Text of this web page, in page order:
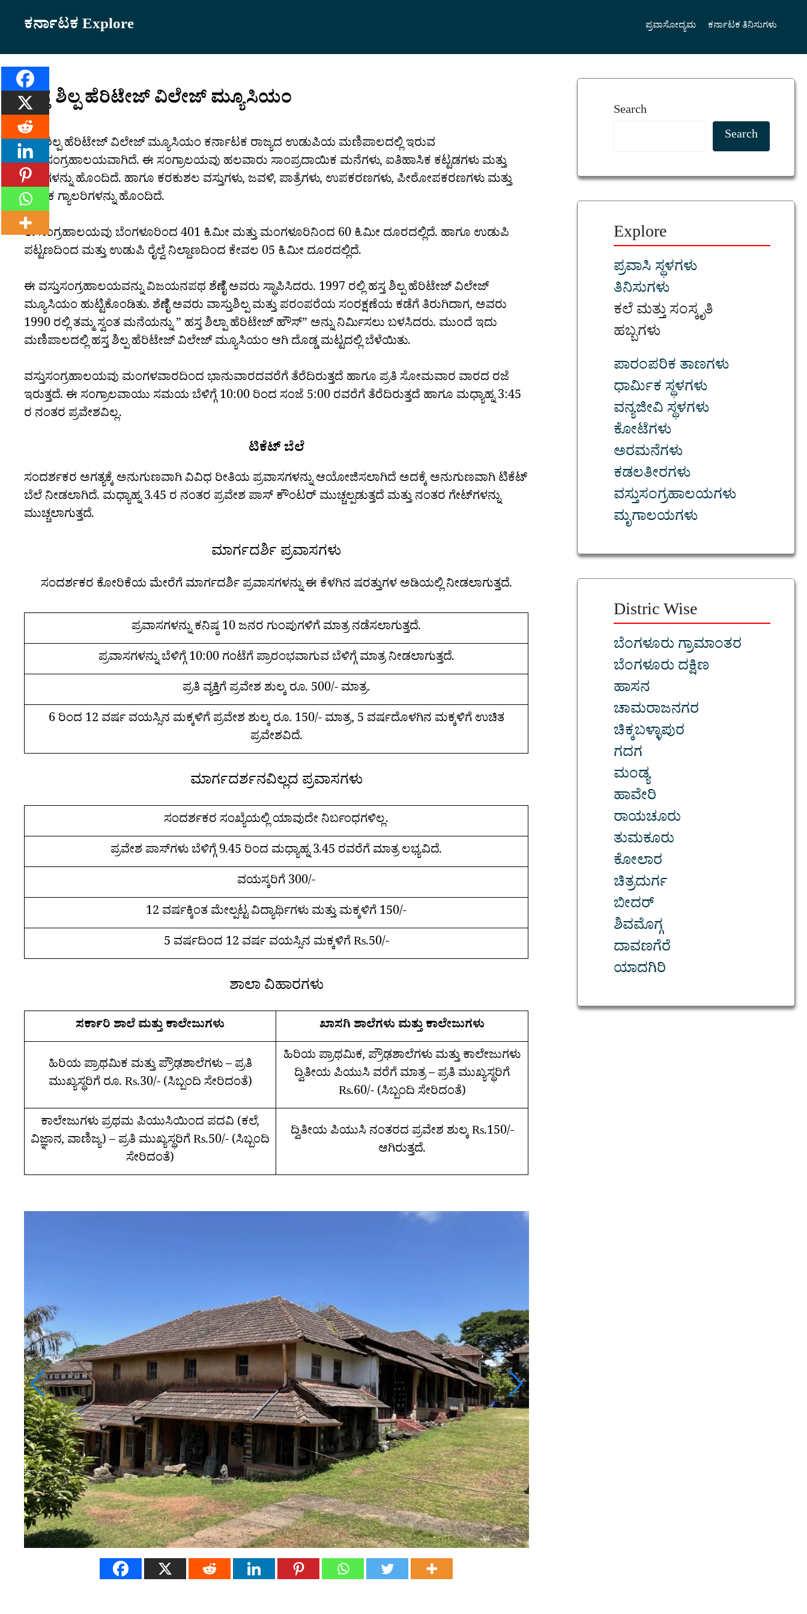
ಕರ್ನಾಟಕ Explore ಪ್ರವಾಸೋದ್ಯಮ ಕರ್ನಾಟಕ ತಿನಿಸುಗಳು
ಹಸ್ತ ಶಿಲ್ಪ ಹೆರಿಟೇಜ್ ವಿಲೇಜ್ ಮ್ಯೂಸಿಯಂ
ಹಸ್ತ ಶಿಲ್ಪ ಹೆರಿಟೇಜ್ ವಿಲೇಜ್ ಮ್ಯೂಸಿಯಂ ಕರ್ನಾಟಕ ರಾಜ್ಯದ ಉಡುಪಿಯ ಮಣಿಪಾಲದಲ್ಲಿ ಇರುವ
ವಸ್ತುಸಂಗ್ರಹಾಲಯವಾಗಿದೆ. ಈ ಸಂಗ್ರಾಲಯವು ಹಲವಾರು ಸಾಂಪ್ರದಾಯಿಕ ಮನೆಗಳು, ಐತಿಹಾಸಿಕ ಕಟ್ಟಡಗಳು ಮತ್ತು
ಗುಡಿಗಳನ್ನು ಹೊಂದಿದೆ. ಹಾಗೂ ಕರಕುಶಲ ವಸ್ತುಗಳು, ಜವಳಿ, ಪಾತ್ರೆಗಳು, ಉಪಕರಣಗಳು, ಪೀಠೋಪಕರಣಗಳು ಮತ್ತು
ಅನೇಕ ಗ್ಯಾಲರಿಗಳನ್ನು ಹೊಂದಿದೆ.
ಈ ಸಂಗ್ರಹಾಲಯವು ಬೆಂಗಳೂರಿಂದ 401 ಕಿ.ಮೀ ಮತ್ತು ಮಂಗಳೂರಿನಿಂದ 60 ಕಿ.ಮೀ ದೂರದಲ್ಲಿದೆ. ಹಾಗೂ ಉಡುಪಿ
ಪಟ್ಟಣದಿಂದ ಮತ್ತು ಉಡುಪಿ ರೈಲ್ವೆ ನಿಲ್ದಾಣದಿಂದ ಕೇವಲ 05 ಕಿ.ಮೀ ದೂರದಲ್ಲಿದೆ.
ಈ ವಸ್ತುಸಂಗ್ರಹಾಲಯವನ್ನು ವಿಜಯನಪಥ ಶೆಣೆೈ ಅವರು ಸ್ಥಾಪಿಸಿದರು. 1997 ರಲ್ಲಿ ಹಸ್ತ ಶಿಲ್ಪ ಹೆರಿಟೇಜ್ ವಿಲೇಜ್
ಮ್ಯೂಸಿಯಂ ಹುಟ್ಟಿಕೊಂಡಿತು. ಶೆಣೆೈ ಅವರು ವಾಸ್ತುಶಿಲ್ಪ ಮತ್ತು ಪರಂಪರೆಯ ಸಂರಕ್ಷಣೆಯ ಕಡೆಗೆ ತಿರುಗಿದಾಗ, ಅವರು
1990 ರಲ್ಲಿ ತಮ್ಮ ಸ್ವಂತ ಮನೆಯನ್ನು ” ಹಸ್ತ ಶಿಲ್ಪಾ ಹೆರಿಟೇಜ್ ಹೌಸ್” ಅನ್ನು ನಿರ್ಮಿಸಲು ಬಳಸಿದರು. ಮುಂದೆ ಇದು
ಮಣಿಪಾಲದಲ್ಲಿ ಹಸ್ತ ಶಿಲ್ಪ ಹೆರಿಟೇಜ್ ವಿಲೇಜ್ ಮ್ಯೂಸಿಯಂ ಆಗಿ ದೊಡ್ಡ ಮಟ್ಟದಲ್ಲಿ ಬೆಳೆಯಿತು.
ವಸ್ತುಸಂಗ್ರಹಾಲಯವು ಮಂಗಳವಾರದಿಂದ ಭಾನುವಾರದವರೆಗೆ ತೆರೆದಿರುತ್ತದೆ ಹಾಗೂ ಪ್ರತಿ ಸೋಮವಾರ ವಾರದ ರಜೆ
ಇರುತ್ತದೆ. ಈ ಸಂಗ್ರಾಲವಾಯು ಸಮಯ ಬೆಳಿಗ್ಗೆ 10:00 ರಿಂದ ಸಂಜೆ 5:00 ರವರೆಗೆ ತೆರೆದಿರುತ್ತದೆ ಹಾಗೂ ಮಧ್ಯಾಹ್ನ 3:45
ರ ನಂತರ ಪ್ರವೇಶವಿಲ್ಲ.
ಟಿಕೆಟ್ ಬೆಲೆ
ಸಂದರ್ಶಕರ ಅಗತ್ಯಕ್ಕೆ ಅನುಗುಣವಾಗಿ ವಿವಿಧ ರೀತಿಯ ಪ್ರವಾಸಗಳನ್ನು ಆಯೋಜಿಸಲಾಗಿದೆ ಅದಕ್ಕೆ ಅನುಗುಣವಾಗಿ ಟಿಕೆಟ್
ಬೆಲೆ ನೀಡಲಾಗಿದೆ. ಮಧ್ಯಾಹ್ನ 3.45 ರ ನಂತರ ಪ್ರವೇಶ ಪಾಸ್ ಕೌಂಟರ್ ಮುಚ್ಚಲ್ಪಡುತ್ತದೆ ಮತ್ತು ನಂತರ ಗೇಟ್‌ಗಳನ್ನು
ಮುಚ್ಚಲಾಗುತ್ತದೆ.
ಮಾರ್ಗದರ್ಶಿ ಪ್ರವಾಸಗಳು
ಸಂದರ್ಶಕರ ಕೋರಿಕೆಯ ಮೇರೆಗೆ ಮಾರ್ಗದರ್ಶಿ ಪ್ರವಾಸಗಳನ್ನು ಈ ಕೆಳಗಿನ ಷರತ್ತುಗಳ ಅಡಿಯಲ್ಲಿ ನೀಡಲಾಗುತ್ತದೆ.
ಪ್ರವಾಸಗಳನ್ನು ಕನಿಷ್ಠ 10 ಜನರ ಗುಂಪುಗಳಿಗೆ ಮಾತ್ರ ನಡೆಸಲಾಗುತ್ತದೆ.
ಪ್ರವಾಸಗಳನ್ನು ಬೆಳಿಗ್ಗೆ 10:00 ಗಂಟೆಗೆ ಪ್ರಾರಂಭವಾಗುವ ಬೆಳಿಗ್ಗೆ ಮಾತ್ರ ನೀಡಲಾಗುತ್ತದೆ.
ಪ್ರತಿ ವ್ಯಕ್ತಿಗೆ ಪ್ರವೇಶ ಶುಲ್ಕ ರೂ. 500/- ಮಾತ್ರ.
6 ರಿಂದ 12 ವರ್ಷ ವಯಸ್ಸಿನ ಮಕ್ಕಳಿಗೆ ಪ್ರವೇಶ ಶುಲ್ಕ ರೂ. 150/- ಮಾತ್ರ, 5 ವರ್ಷದೊಳಗಿನ ಮಕ್ಕಳಿಗೆ ಉಚಿತ
ಪ್ರವೇಶವಿದೆ.
ಮಾರ್ಗದರ್ಶನವಿಲ್ಲದ ಪ್ರವಾಸಗಳು
ಸಂದರ್ಶಕರ ಸಂಖ್ಯೆಯಲ್ಲಿ ಯಾವುದೇ ನಿರ್ಬಂಧಗಳಿಲ್ಲ.
ಪ್ರವೇಶ ಪಾಸ್‌ಗಳು ಬೆಳಿಗ್ಗೆ 9.45 ರಿಂದ ಮಧ್ಯಾಹ್ನ 3.45 ರವರೆಗೆ ಮಾತ್ರ ಲಭ್ಯವಿದೆ.
ವಯಸ್ಕರಿಗೆ 300/-
12 ವರ್ಷಕ್ಕಿಂತ ಮೇಲ್ಪಟ್ಟ ವಿದ್ಯಾರ್ಥಿಗಳು ಮತ್ತು ಮಕ್ಕಳಿಗೆ 150/-
5 ವರ್ಷದಿಂದ 12 ವರ್ಷ ವಯಸ್ಸಿನ ಮಕ್ಕಳಿಗೆ Rs.50/-
ಶಾಲಾ ವಿಹಾರಗಳು
ಸರ್ಕಾರಿ ಶಾಲೆ ಮತ್ತು ಕಾಲೇಜುಗಳು ಖಾಸಗಿ ಶಾಲೆಗಳು ಮತ್ತು ಕಾಲೇಜುಗಳು
ಹಿರಿಯ ಪ್ರಾಥಮಿಕ ಮತ್ತು ಪ್ರೌಢಶಾಲೆಗಳು – ಪ್ರತಿ
ಮುಖ್ಯಸ್ಥರಿಗೆ ರೂ. Rs.30/- (ಸಿಬ್ಬಂದಿ ಸೇರಿದಂತೆ)
ಹಿರಿಯ ಪ್ರಾಥಮಿಕ, ಪ್ರೌಢಶಾಲೆಗಳು ಮತ್ತು ಕಾಲೇಜುಗಳು
ದ್ವಿತೀಯ ಪಿಯುಸಿ ವರೆಗೆ ಮಾತ್ರ – ಪ್ರತಿ ಮುಖ್ಯಸ್ಥರಿಗೆ
Rs.60/- (ಸಿಬ್ಬಂದಿ ಸೇರಿದಂತೆ)
ಕಾಲೇಜುಗಳು ಪ್ರಥಮ ಪಿಯುಸಿಯಿಂದ ಪದವಿ (ಕಲೆ,
ವಿಜ್ಞಾನ, ವಾಣಿಜ್ಯ) – ಪ್ರತಿ ಮುಖ್ಯಸ್ಥರಿಗೆ Rs.50/- (ಸಿಬ್ಬಂದಿ
ಸೇರಿದಂತೆ)
ದ್ವಿತೀಯ ಪಿಯುಸಿ ನಂತರದ ಪ್ರವೇಶ ಶುಲ್ಕ Rs.150/-
ಆಗಿರುತ್ತದೆ.
Search
Search
Explore
ಪ್ರವಾಸಿ ಸ್ಥಳಗಳು
ತಿನಿಸುಗಳು
ಕಲೆ ಮತ್ತು ಸಂಸ್ಕೃತಿ
ಹಬ್ಬಗಳು
ಪಾರಂಪರಿಕ ತಾಣಗಳು
ಧಾರ್ಮಿಕ ಸ್ಥಳಗಳು
ವನ್ಯಜೀವಿ ಸ್ಥಳಗಳು
ಕೋಟೆಗಳು
ಅರಮನೆಗಳು
ಕಡಲತೀರಗಳು
ವಸ್ತುಸಂಗ್ರಹಾಲಯಗಳು
ಮೃಗಾಲಯಗಳು
Distric Wise
ಬೆಂಗಳೂರು ಗ್ರಾಮಾಂತರ
ಬೆಂಗಳೂರು ದಕ್ಷಿಣ
ಹಾಸನ
ಚಾಮರಾಜನಗರ
ಚಿಕ್ಕಬಳ್ಳಾಪುರ
ಗದಗ
ಮಂಡ್ಯ
ಹಾವೇರಿ
ರಾಯಚೂರು
ತುಮಕೂರು
ಕೋಲಾರ
ಚಿತ್ರದುರ್ಗ
ಬೀದರ್
ಶಿವಮೊಗ್ಗ
ದಾವಣಗೆರೆ
ಯಾದಗಿರಿ